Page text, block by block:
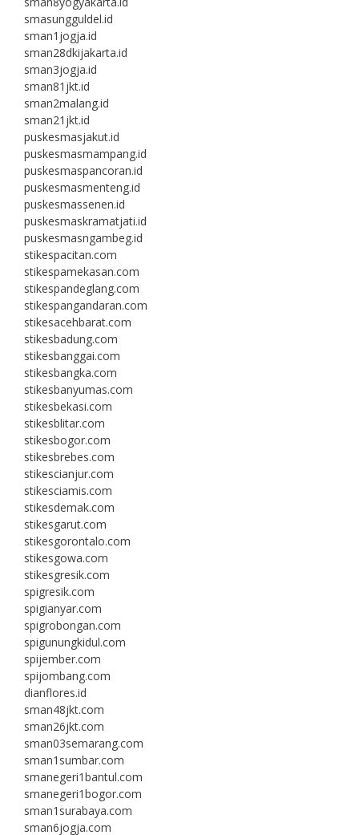
smasungguldel.id
sman1jogja.id
sman28dkijakarta.id
sman3jogja.id
sman81jkt.id
sman2malang.id
sman21jkt.id
puskesmasjakut.id
puskesmasmampang.id
puskesmaspancoran.id
puskesmasmenteng.id
puskesmassenen.id
puskesmaskramatjati.id
puskesmasngambeg.id
stikespacitan.com
stikespamekasan.com
stikespandeglang.com
stikespangandaran.com
stikesacehbarat.com
stikesbadung.com
stikesbanggai.com
stikesbangka.com
stikesbanyumas.com
stikesbekasi.com
stikesblitar.com
stikesbogor.com
stikesbrebes.com
stikescianjur.com
stikesciamis.com
stikesdemak.com
stikesgarut.com
stikesgorontalo.com
stikesgowa.com
stikesgresik.com
spigresik.com
spigianyar.com
spigrobongan.com
spigunungkidul.com
spijember.com
spijombang.com
dianflores.id
sman48jkt.com
sman26jkt.com
sman03semarang.com
sman1sumbar.com
smanegeri1bantul.com
smanegeri1bogor.com
sman1surabaya.com
sman6jogja.com